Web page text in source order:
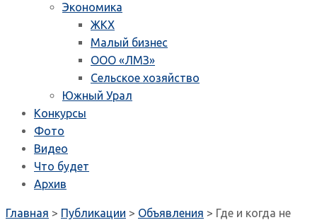
Экономика
ЖКХ
Малый бизнес
ООО «ЛМЗ»
Сельское хозяйство
Южный Урал
Конкурсы
Фото
Видео
Что будет
Архив
Главная > Публикации > Объявления > Где и когда не